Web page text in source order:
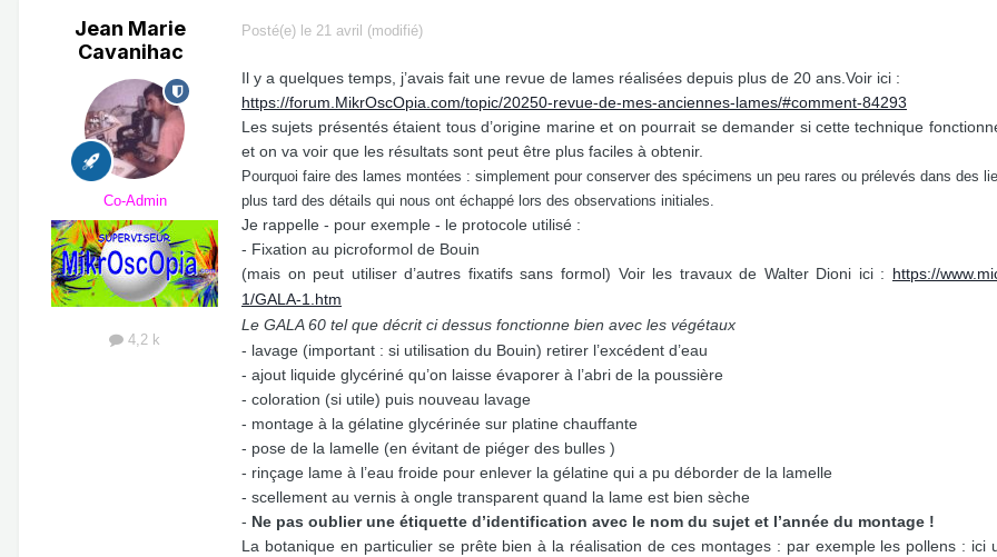
Jean Marie
Cavanihac
Co-Admin
4,2 k
Posté(e) le 21 avril (modifié)
Il y a quelques temps, j’avais fait une revue de lames réalisées depuis plus de 20 ans.Voir ici :
https://forum.MikrOscOpia.com/topic/20250-revue-de-mes-anciennes-lames/#comment-84293
Les sujets présentés étaient tous d’origine marine et on pourrait se demander si cette technique
et on va voir que les résultats sont peut être plus faciles à obtenir.
Pourquoi faire des lames montées : simplement pour conserver des spécimens un peu rares ou prélevés dans des
plus tard des détails qui nous ont échappé lors des observations initiales.
Je rappelle - pour exemple - le protocole utilisé :
- Fixation au picroformol de Bouin
(mais on peut utiliser d’autres fixatifs sans formol) Voir les travaux de Walter Dioni ici : https://
1/GALA-1.htm
Le GALA 60 tel que décrit ci dessus fonctionne bien avec les végétaux
- lavage (important : si utilisation du Bouin) retirer l’excédent d’eau
- ajout liquide glycériné qu’on laisse évaporer à l’abri de la poussière
- coloration (si utile) puis nouveau lavage
- montage à la gélatine glycérinée sur platine chauffante
- pose de la lamelle (en évitant de piéger des bulles )
- rinçage lame à l’eau froide pour enlever la gélatine qui a pu déborder de la lamelle
- scellement au vernis à ongle transparent quand la lame est bien sèche
- Ne pas oublier une étiquette d’identification avec le nom du sujet et l’année du montage !
La botanique en particulier se prête bien à la réalisation de ces montages : par exemple les pollens : ici